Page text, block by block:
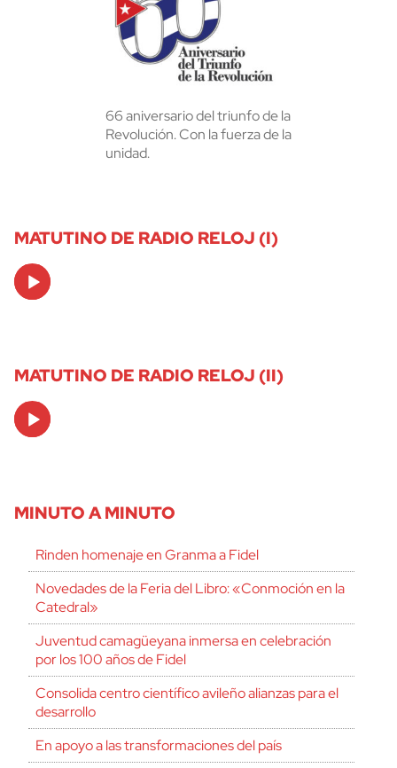
66 aniversario del triunfo de la
Revolución. Con la fuerza de la
unidad.
MATUTINO DE RADIO RELOJ (I)
Audio
Player
MATUTINO DE RADIO RELOJ (II)
Audio
Player
MINUTO A MINUTO
Rinden homenaje en Granma a Fidel
Novedades de la Feria del Libro: «Conmoción en la
Catedral»
Juventud camagüeyana inmersa en celebración
por los 100 años de Fidel
Consolida centro científico avileño alianzas para el
desarrollo
En apoyo a las transformaciones del país